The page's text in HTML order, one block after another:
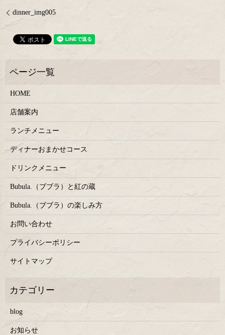
dinner_img005
HOME
店舗案内
ランチメニュー
ディナーおまかせコース
ドリンクメニュー
Bubula.（ブブラ）と紅の蔵
Bubula.（ブブラ）の楽しみ方
お問い合わせ
プライバシーポリシー
サイトマップ
blog
お知らせ